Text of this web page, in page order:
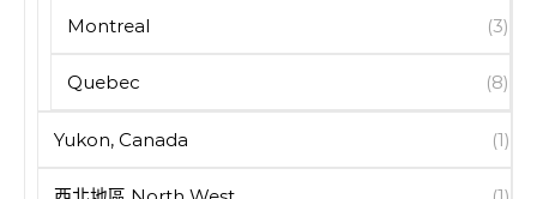
Montreal (3)
Quebec (8)
Yukon, Canada (1)